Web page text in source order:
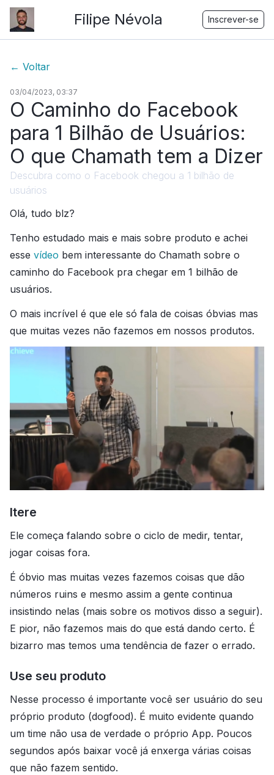
Filipe Névola Inscrever-se
← Voltar
03/04/2023, 03:37
O Caminho do Facebook
para 1 Bilhão de Usuários:
O que Chamath tem a Dizer
Descubra como o Facebook chegou a 1 bilhão de
usuários
Olá, tudo blz?
Tenho estudado mais e mais sobre produto e achei
esse vídeo bem interessante do Chamath sobre o
caminho do Facebook pra chegar em 1 bilhão de
usuários.
O mais incrível é que ele só fala de coisas óbvias mas
que muitas vezes não fazemos em nossos produtos.
Itere
Ele começa falando sobre o ciclo de medir, tentar,
jogar coisas fora.
É óbvio mas muitas vezes fazemos coisas que dão
números ruins e mesmo assim a gente continua
insistindo nelas (mais sobre os motivos disso a seguir).
E pior, não fazemos mais do que está dando certo. É
bizarro mas temos uma tendência de fazer o errado.
Use seu produto
Nesse processo é importante você ser usuário do seu
próprio produto (dogfood). É muito evidente quando
um time não usa de verdade o próprio App. Poucos
segundos após baixar você já enxerga várias coisas
que não fazem sentido.